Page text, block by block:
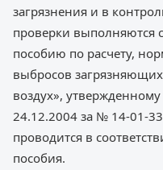
загрязнения и в
проверки выполняются
пособию по расчету,
выбросов
воздух»,
24.12.2004 за № 14-01-
проводится в
пособия.